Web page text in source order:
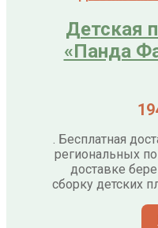
Детская
«Панда
. Бесплатная
региональных
доставке
сборку детских